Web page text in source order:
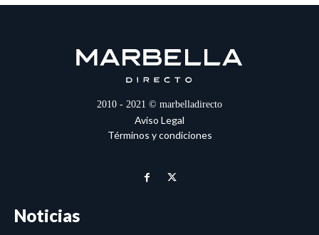
2010 - 2021 © marbelladirecto
Aviso Legal
Términos y condiciones
Noticias